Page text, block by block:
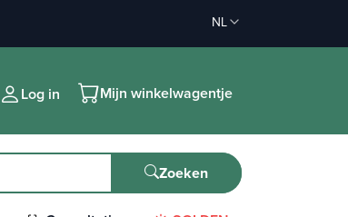
NL
Log in Mijn winkelwagentje
Zoeken